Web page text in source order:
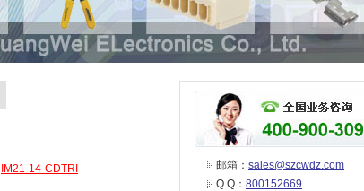
IM21-14-CDTRI 邮箱： sales@szcwdz.com
Q Q： 800152669